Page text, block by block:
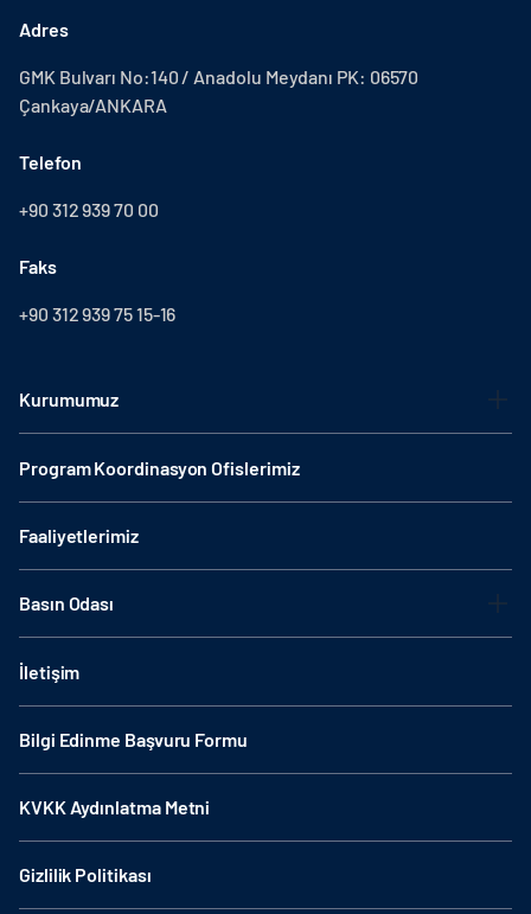
Adres
GMK Bulvarı No:140 / Anadolu Meydanı PK: 06570
Çankaya/ANKARA
Telefon
+90 312 939 70 00
Faks
+90 312 939 75 15-16
Kurumumuz
Program Koordinasyon Ofislerimiz
Faaliyetlerimiz
Basın Odası
İletişim
Bilgi Edinme Başvuru Formu
KVKK Aydınlatma Metni
Gizlilik Politikası